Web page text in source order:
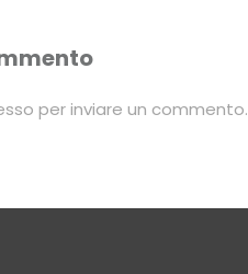
per inviare un commento.